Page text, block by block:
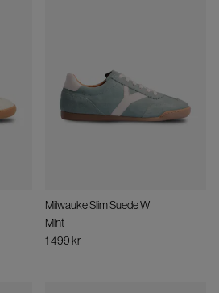
Milwauke Slim Suede W
Mint
1 499 kr